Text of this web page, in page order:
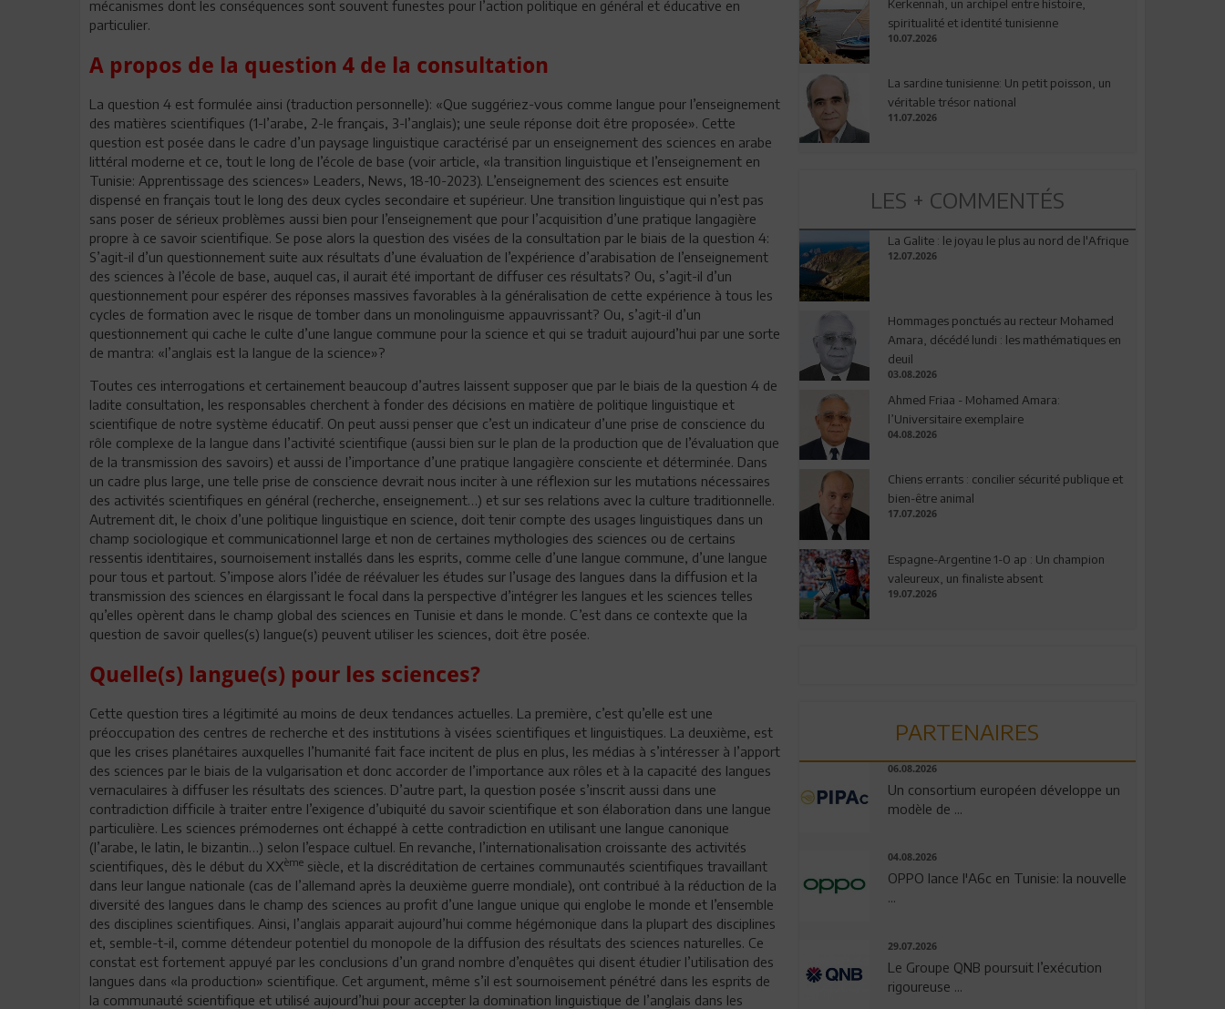
mécanismes dont les conséquences sont souvent funestes pour l’action politique en général et éducative en
particulier.
A propos de la question 4 de la consultation
La question 4 est formulée ainsi (traduction personnelle): «Que suggériez-vous comme langue pour l’enseignement
des matières scientifiques (1-l’arabe, 2-le français, 3-l’anglais); une seule réponse doit être proposée». Cette
question est posée dans le cadre d’un paysage linguistique caractérisé par un enseignement des sciences en arabe
littéral moderne et ce, tout le long de l’école de base (voir article, «la transition linguistique et l’enseignement en
Tunisie: Apprentissage des sciences» Leaders, News, 18-10-2023). L’enseignement des sciences est ensuite
dispensé en français tout le long des deux cycles secondaire et supérieur. Une transition linguistique qui n’est pas
sans poser de sérieux problèmes aussi bien pour l’enseignement que pour l’acquisition d’une pratique langagière
propre à ce savoir scientifique. Se pose alors la question des visées de la consultation par le biais de la question 4:
S’agit-il d’un questionnement suite aux résultats d’une évaluation de l’expérience d’arabisation de l’enseignement
des sciences à l’école de base, auquel cas, il aurait été important de diffuser ces résultats? Ou, s’agit-il d’un
questionnement pour espérer des réponses massives favorables à la généralisation de cette expérience à tous les
cycles de formation avec le risque de tomber dans un monolinguisme appauvrissant? Ou, s’agit-il d’un
questionnement qui cache le culte d’une langue commune pour la science et qui se traduit aujourd’hui par une sorte
de mantra: «l’anglais est la langue de la science»?
Toutes ces interrogations et certainement beaucoup d’autres laissent supposer que par le biais de la question 4 de
ladite consultation, les responsables cherchent à fonder des décisions en matière de politique linguistique et
scientifique de notre système éducatif. On peut aussi penser que c’est un indicateur d’une prise de conscience du
rôle complexe de la langue dans l’activité scientifique (aussi bien sur le plan de la production que de l’évaluation que
de la transmission des savoirs) et aussi de l’importance d’une pratique langagière consciente et déterminée. Dans
un cadre plus large, une telle prise de conscience devrait nous inciter à une réflexion sur les mutations nécessaires
des activités scientifiques en général (recherche, enseignement…) et sur ses relations avec la culture traditionnelle.
Autrement dit, le choix d’une politique linguistique en science, doit tenir compte des usages linguistiques dans un
champ sociologique et communicationnel large et non de certaines mythologies des sciences ou de certains
ressentis identitaires, sournoisement installés dans les esprits, comme celle d’une langue commune, d’une langue
pour tous et partout. S’impose alors l’idée de réévaluer les études sur l’usage des langues dans la diffusion et la
transmission des sciences en élargissant le focal dans la perspective d’intégrer les langues et les sciences telles
qu’elles opèrent dans le champ global des sciences en Tunisie et dans le monde. C’est dans ce contexte que la
question de savoir quelles(s) langue(s) peuvent utiliser les sciences, doit être posée.
Quelle(s) langue(s) pour les sciences?
Cette question tires a légitimité au moins de deux tendances actuelles. La première, c’est qu’elle est une
préoccupation des centres de recherche et des institutions à visées scientifiques et linguistiques. La deuxième, est
que les crises planétaires auxquelles l’humanité fait face incitent de plus en plus, les médias à s’intéresser à l’apport
des sciences par le biais de la vulgarisation et donc accorder de l’importance aux rôles et à la capacité des langues
vernaculaires à diffuser les résultats des sciences. D’autre part, la question posée s’inscrit aussi dans une
contradiction difficile à traiter entre l’exigence d’ubiquité du savoir scientifique et son élaboration dans une langue
particulière. Les sciences prémodernes ont échappé à cette contradiction en utilisant une langue canonique
(l’arabe, le latin, le bizantin…) selon l’espace cultuel. En revanche, l’internationalisation croissante des activités
scientifiques, dès le début du XXème siècle, et la discréditation de certaines communautés scientifiques travaillant
dans leur langue nationale (cas de l’allemand après la deuxième guerre mondiale), ont contribué à la réduction de la
diversité des langues dans le champ des sciences au profit d’une langue unique qui englobe le monde et l’ensemble
des disciplines scientifiques. Ainsi, l’anglais apparait aujourd’hui comme hégémonique dans la plupart des disciplines
et, semble-t-il, comme détendeur potentiel du monopole de la diffusion des résultats des sciences naturelles. Ce
constat est fortement appuyé par les conclusions d’un grand nombre d’enquêtes qui disent étudier l’utilisation des
langues dans «la production» scientifique. Cet argument, même s’il est sournoisement pénétré dans les esprits de
la communauté scientifique et utilisé aujourd’hui pour accepter la domination linguistique de l’anglais dans les
Kerkennah, un archipel entre histoire,
spiritualité et identité tunisienne
10.07.2026
La sardine tunisienne: Un petit poisson, un
véritable trésor national
11.07.2026
LES + COMMENTÉS
La Galite : le joyau le plus au nord de l'Afrique
12.07.2026
Hommages ponctués au recteur Mohamed
Amara, décédé lundi : les mathématiques en
deuil
03.08.2026
Ahmed Friaa - Mohamed Amara:
l’Universitaire exemplaire
04.08.2026
Chiens errants : concilier sécurité publique et
bien-être animal
17.07.2026
Espagne-Argentine 1-0 ap : Un champion
valeureux, un finaliste absent
19.07.2026
PARTENAIRES
06.08.2026
Un consortium européen développe un
modèle de ...
04.08.2026
OPPO lance l'A6c en Tunisie: la nouvelle
...
29.07.2026
Le Groupe QNB poursuit l’exécution
rigoureuse ...